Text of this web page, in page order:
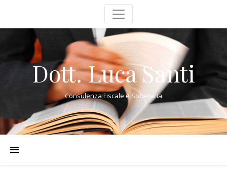
Dott. Luca Santi
Consulenza Fiscale e Societaria